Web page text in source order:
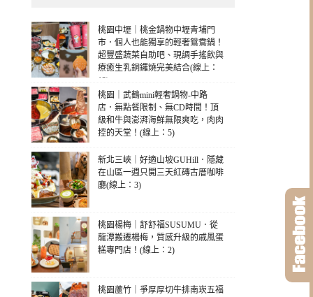
桃園中壢｜桃金鍋物中壢青埔門
市．個人也能獨享的輕奢鴛鴦鍋！
超豐盛蔬菜自助吧、現調手搖飲與
療癒生乳銅鑼燒完美結合(線上：
13)
桃園｜武鶴mini輕奢鍋物-中路
店．無點餐限制、無CD時間！頂
級和牛與澎湃海鮮無限爽吃，肉肉
控的天堂！(線上：5)
新北三峽｜好適山坡GUHill．隱藏
在山區一週只開三天紅磚古厝咖啡
廳(線上：3)
桃園楊梅｜舒舒福SUSUMU．從
龍潭搬遷楊梅，質感升級的戚風蛋
糕專門店！(線上：2)
桃園蘆竹｜爭厚厚切牛排南崁五福